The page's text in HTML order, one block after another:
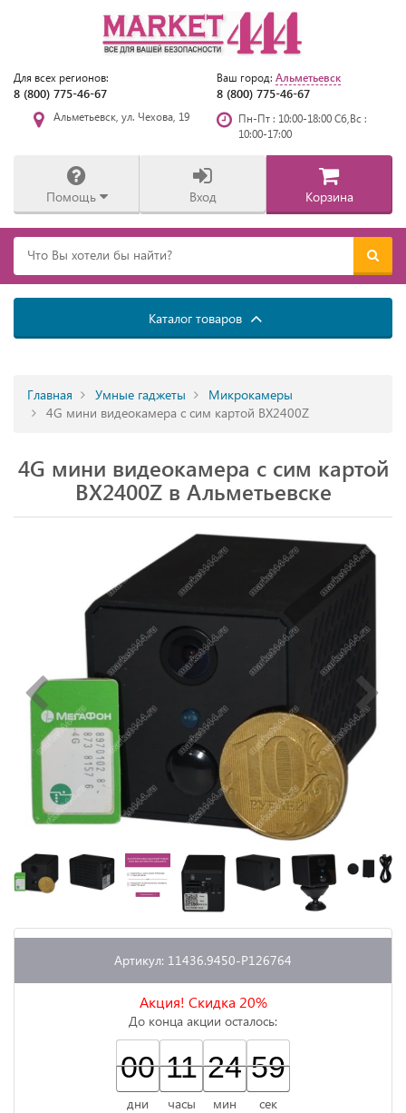
Для всех регионов:
8 (800) 775-46-67
Ваш город: Альметьевск
8 (800) 775-46-67
Альметьевск, ул. Чехова, 19
Пн-Пт : 10:00-18:00 Сб,Вс :
10:00-17:00
Помощь Вход Корзина
Каталог товаров
Главная Умные гаджеты
Микрокамеры
4G мини видеокамера с сим картой BX2400Z
4G мини видеокамера с сим картой
BX2400Z в Альметьевске
Артикул: 11436.9450-P126764
Акция! Скидка 20%
До конца акции осталось:
00
00
00
дни
11
11
00
часы
24
24
25
мин
58
58
59
сек